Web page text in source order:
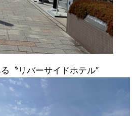
〝リバーサイドホテル″